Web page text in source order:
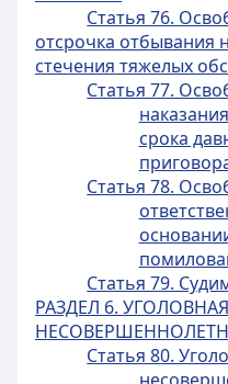
Статья 76.
отсрочка отбывания
стечения тяжелых
Статья 77.
срока
Статья 78.
Статья 79.
РАЗДЕЛ 6.
Статья 80.